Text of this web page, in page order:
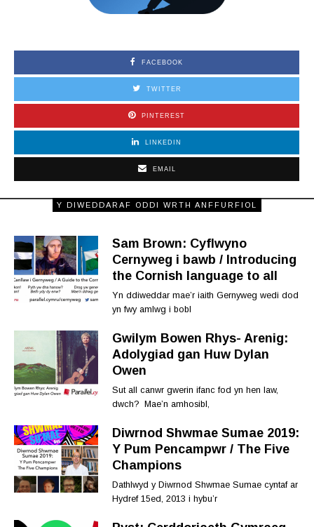
FACEBOOK
TWITTER
PINTEREST
LINKEDIN
EMAIL
Y DIWEDDARAF ODDI WRTH ANFFURFIOL
Sam Brown: Cyflwyno
Cernyweg i bawb / Introducing
the Cornish language to all
Yn ddiweddar mae’r iaith Gernyweg wedi dod
yn fwy amlwg i bobl
Gwilym Bowen Rhys- Arenig:
Adolygiad gan Huw Dylan
Owen
Sut all canwr gwerin ifanc fod yn hen law,
dwch? Mae’n amhosibl,
Diwrnod Shwmae Sumae 2019:
Y Pum Pencampwr / The Five
Champions
Dathlwyd y Diwrnod Shwmae Sumae cyntaf ar
Hydref 15ed, 2013 i hybu’r